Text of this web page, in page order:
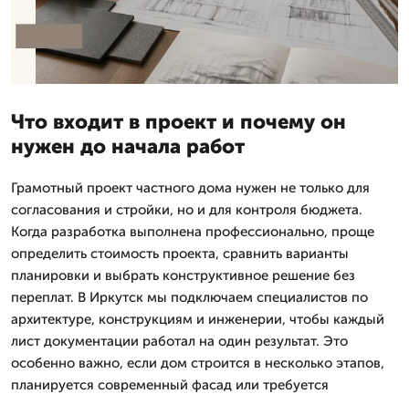
Что входит в проект и почему он
нужен до начала работ
Грамотный проект частного дома нужен не только для
согласования и стройки, но и для контроля бюджета.
Когда разработка выполнена профессионально, проще
определить стоимость проекта, сравнить варианты
планировки и выбрать конструктивное решение без
переплат. В Иркутск мы подключаем специалистов по
архитектуре, конструкциям и инженерии, чтобы каждый
лист документации работал на один результат. Это
особенно важно, если дом строится в несколько этапов,
планируется современный фасад или требуется